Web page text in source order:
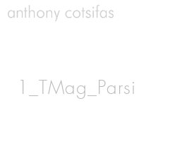
1_TMag_Parsi